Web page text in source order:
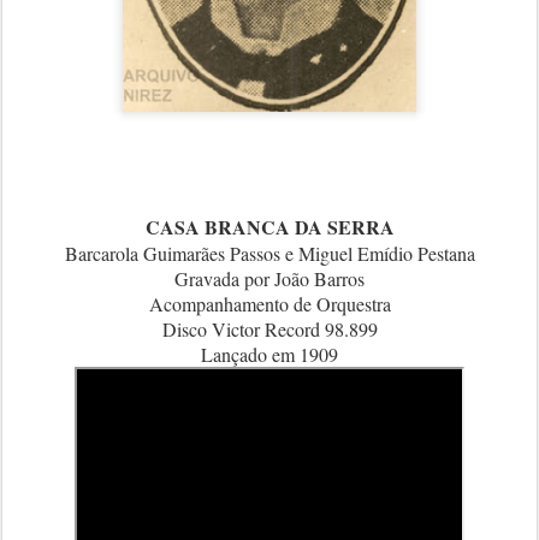
CASA BRANCA DA SERRA
Barcarola Guimarães Passos e Miguel Emídio Pestana
Gravada por João Barros
Acompanhamento de Orquestra
Disco Victor Record 98.899
Lançado em 1909